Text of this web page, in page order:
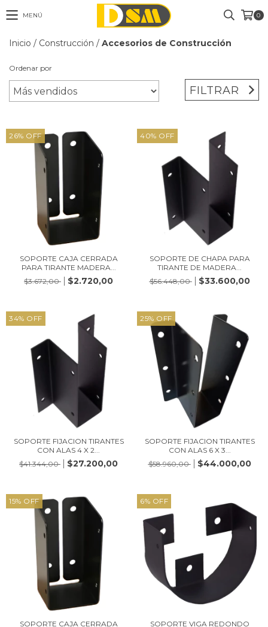
MENÚ 0
Inicio / Construcción / Accesorios de Construcción
Ordenar por
FILTRAR
26% OFF
SOPORTE CAJA CERRADA
PARA TIRANTE MADERA...
$3.672,00
$2.720,00
40% OFF
SOPORTE DE CHAPA PARA
TIRANTE DE MADERA...
$56.448,00
$33.600,00
34% OFF
SOPORTE FIJACION TIRANTES
CON ALAS 4 X 2...
$41.344,00
$27.200,00
25% OFF
SOPORTE FIJACION TIRANTES
CON ALAS 6 X 3...
$58.960,00
$44.000,00
15% OFF
SOPORTE CAJA CERRADA
6% OFF
SOPORTE VIGA REDONDO